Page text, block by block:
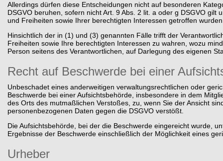
Allerdings dürfen diese Entscheidungen nicht auf besonderen
DSGVO beruhen, sofern nicht Art. 9 Abs. 2 lit. a oder g DSGVO
und Freiheiten sowie Ihrer berechtigten Interessen getroffen
Hinsichtlich der in (1) und (3) genannten Fälle trifft der
Freiheiten sowie Ihre berechtigten Interessen zu wahren, wozu
Person seitens des Verantwortlichen, auf Darlegung des eigenen
Recht auf Beschwerde bei einer
Unbeschadet eines anderweitigen verwaltungsrechtlichen oder
Beschwerde bei einer Aufsichtsbehörde, insbesondere in dem
des Orts des mutmaßlichen Verstoßes, zu, wenn Sie der Ansicht
personenbezogenen Daten gegen die DSGVO verstößt.
Die Aufsichtsbehörde, bei der die Beschwerde eingereicht wurde,
Ergebnisse der Beschwerde einschließlich der Möglichkeit eines
Urheber